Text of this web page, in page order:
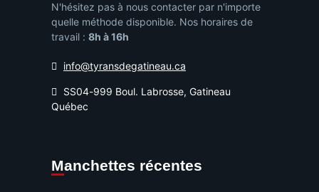
N'hésitez pas à nous contacter par n'importe
quelle méthode disponible. Nos horaires de
travail : 8h à 16h
info@tyransdegatineau.ca
SS04-999 Boul. Labrosse, Gatineau
Québec
Manchettes récentes